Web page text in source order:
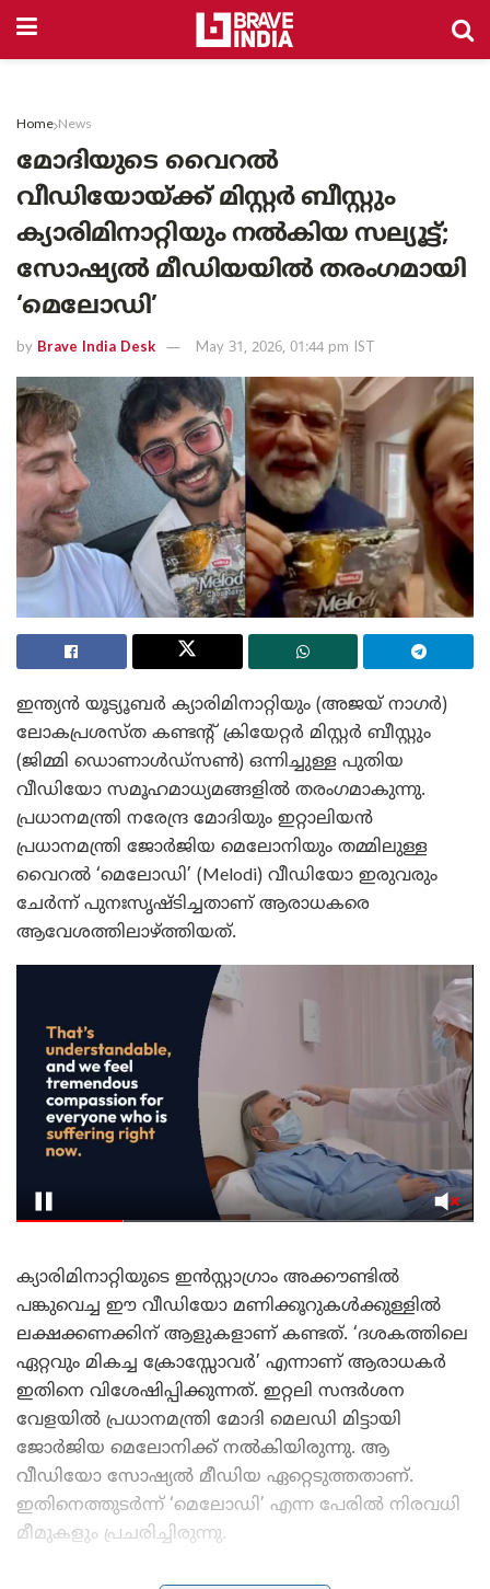
Home News
മോദിയുടെ വൈറൽ
വീഡിയോയ്ക്ക് മിസ്റ്റർ ബീസ്റ്റും
ക്യാരിമിനാറ്റിയും നൽകിയ സല്യൂട്ട്;
സോഷ്യൽ മീഡിയയിൽ തരംഗമായി
‘മെലോഡി’
by Brave India Desk May 31, 2026, 01:44 pm IST
ഇന്ത്യൻ യൂട്യൂബർ ക്യാരിമിനാറ്റിയും (അജയ് നാഗർ)
ലോകപ്രശസ്ത കണ്ടന്റ് ക്രിയേറ്റർ മിസ്റ്റർ ബീസ്റ്റും
(ജിമ്മി ഡൊണാൾഡ്സൺ) ഒന്നിച്ചുള്ള പുതിയ
വീഡിയോ സമൂഹമാധ്യമങ്ങളിൽ തരംഗമാകുന്നു.
പ്രധാനമന്ത്രി നരേന്ദ്ര മോദിയും ഇറ്റാലിയൻ
പ്രധാനമന്ത്രി ജോർജിയ മെലോനിയും തമ്മിലുള്ള
വൈറൽ ‘മെലോഡി’ (Melodi) വീഡിയോ ഇരുവരും
ചേർന്ന് പുനഃസൃഷ്ടിച്ചതാണ് ആരാധകരെ
ആവേശത്തിലാഴ്ത്തിയത്.
ക്യാരിമിനാറ്റിയുടെ ഇൻസ്റ്റാഗ്രാം അക്കൗണ്ടിൽ
പങ്കുവെച്ച ഈ വീഡിയോ മണിക്കൂറുകൾക്കുള്ളിൽ
ലക്ഷക്കണക്കിന് ആളുകളാണ് കണ്ടത്. ‘ദശകത്തിലെ
ഏറ്റവും മികച്ച ക്രോസ്സോവർ’ എന്നാണ് ആരാധകർ
ഇതിനെ വിശേഷിപ്പിക്കുന്നത്. ഇറ്റലി സന്ദർശന
വേളയിൽ പ്രധാനമന്ത്രി മോദി മെലഡി മിട്ടായി
ജോർജിയ മെലോനിക്ക് നൽകിയിരുന്നു. ആ
വീഡിയോ സോഷ്യൽ മീഡിയ ഏറ്റെടുത്തതാണ്.
ഇതിനെത്തുടർന്ന് ‘മെലോഡി’ എന്ന പേരിൽ നിരവധി
മീമുകളും പ്രചരിച്ചിരുന്നു.